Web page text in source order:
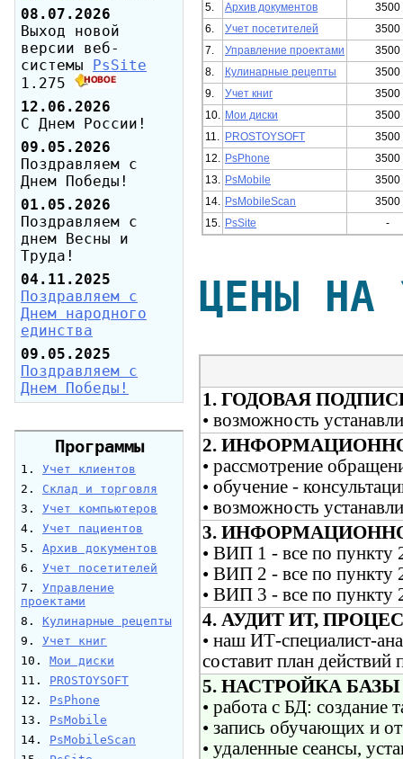
08.07.2026
Выход новой
версии веб-
системы PsSite
1.275
12.06.2026
С Днем России!
09.05.2026
Поздравляем с
Днем Победы!
01.05.2026
Поздравляем с
днем Весны и
Труда!
04.11.2025
Поздравляем с
Днем народного
единства
09.05.2025
Поздравляем с
Днем Победы!
Программы
1. Учет клиентов
2. Склад и торговля
3. Учет компьютеров
4. Учет пациентов
5. Архив документов
6. Учет посетителей
7. Управление
проектами
8. Кулинарные рецепты
9. Учет книг
10. Мои диски
11. PROSTOYSOFT
12. PsPhone
13. PsMobile
14. PsMobileScan
5.
Архив документов
3500
6.
Учет посетителей
3500
7.
Управление проектами
3500
8.
Кулинарные рецепты
3500
9.
Учет книг
3500
10. Мои диски
3500
11. PROSTOYSOFT
3500
12. PsPhone
3500
13. PsMobile
3500
14. PsMobileScan
3500
15. PsSite -
ЦЕНЫ НА
1. ГОДОВАЯ
• возможность
2.
• рассмотрение
• обучение -
• возможность
3.
• ВИП 1 - все по пункту
• ВИП 2 - все по пункту
• ВИП 3 - все по пункту
4. АУДИТ ИТ,
• наш ИТ-специалист-
составит план
5. НАСТРОЙКА БАЗЫ
• работа с БД: создание
• запись обучающих и
• удаленные сеансы,